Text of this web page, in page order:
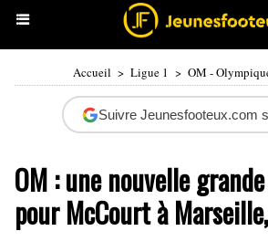
Accueil > Ligue 1 > OM -
Suivre Jeunesfooteux.com
OM : une nouvelle
pour McCourt à